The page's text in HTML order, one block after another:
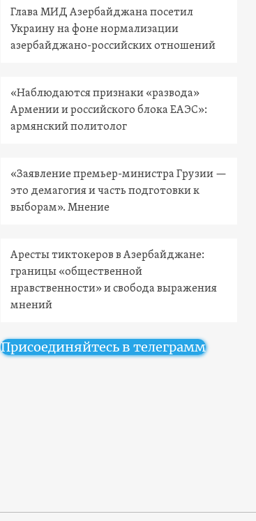
Глава МИД Азербайджана посетил
Украину на фоне нормализации
азербайджано-российских отношений
«Наблюдаются признаки «развода»
Армении и российского блока ЕАЭС»:
армянский политолог
«Заявление премьер-министра Грузии —
это демагогия и часть подготовки к
выборам». Мнение
Аресты тиктокеров в Азербайджане:
границы «общественной
нравственности» и свобода выражения
мнений
Присоединяйтесь в телеграмм